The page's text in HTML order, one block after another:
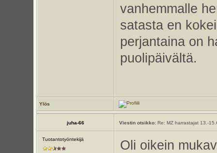
vanhemmalle
satasta en
perjantaina on
puolipäivältä.
Ylös
juha-66 Viestin otsikko:Re: MZ harrastajat 13.-
Tuotantotyöntekijä
Oli oikein